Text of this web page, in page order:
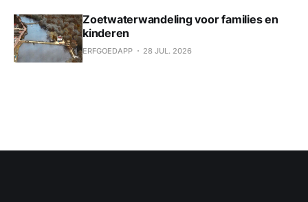
Zoetwaterwandeling voor families en
kinderen
ERFGOEDAPP 28 JUL. 2026